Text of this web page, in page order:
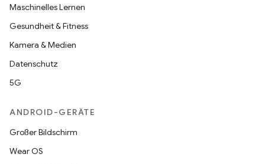
Maschinelles Lernen
Gesundheit & Fitness
Kamera & Medien
Datenschutz
5G
ANDROID-GERÄTE
Großer Bildschirm
Wear OS